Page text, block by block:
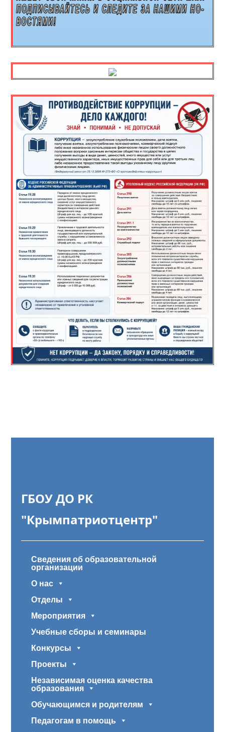
ГБОУ ДО РК
"Крымпатриотцентр"
Сведения об образовательной
организации
О нас
Отделы
Мероприятия
Учебные сборы и семинары
Конкурсы
Проекты
Независимая оценка качества
образования
Обучающимся и родителям
Педагогам в помощь